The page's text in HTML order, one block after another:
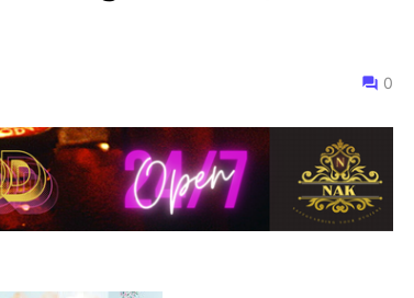
0